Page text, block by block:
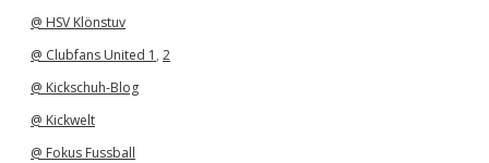
@ HSV Klönstuv
@ Clubfans United 1 , 2
@ Kickschuh-Blog
@ Kickwelt
@ Fokus Fussball